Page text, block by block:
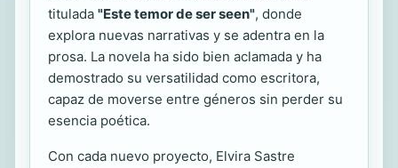
titulada "Este temor de ser seen", donde
explora nuevas narrativas y se adentra en la
prosa. La novela ha sido bien aclamada y ha
demostrado su versatilidad como escritora,
capaz de moverse entre géneros sin perder su
esencia poética.
Con cada nuevo proyecto, Elvira Sastre